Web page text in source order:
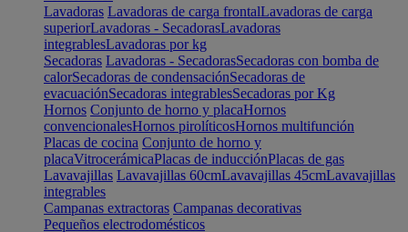
Lavadoras Lavadoras de carga frontalLavadoras de carga
superiorLavadoras - SecadorasLavadoras
integrablesLavadoras por kg
Secadoras Lavadoras - SecadorasSecadoras con bomba de
calorSecadoras de condensaciónSecadoras de
evacuaciónSecadoras integrablesSecadoras por Kg
Hornos Conjunto de horno y placaHornos
convencionalesHornos pirolíticosHornos multifunción
Placas de cocina Conjunto de horno y
placaVitrocerámicaPlacas de inducciónPlacas de gas
Lavavajillas Lavavajillas 60cmLavavajillas 45cmLavavajillas
integrables
Campanas extractoras Campanas decorativas
Pequeños electrodomésticos